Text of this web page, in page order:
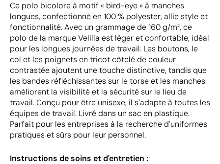
Ce polo bicolore à motif « bird-eye » à manches
longues, confectionné en 100 % polyester, allie style et
fonctionnalité. Avec un grammage de 160 g/m², ce
polo de la marque Velilla est léger et confortable, idéal
pour les longues journées de travail. Les boutons, le
col et les poignets en tricot côtelé de couleur
contrastée ajoutent une touche distinctive, tandis que
les bandes réfléchissantes sur le torse et les manches
améliorent la visibilité et la sécurité sur le lieu de
travail. Conçu pour être unisexe, il s'adapte à toutes les
équipes de travail. Livré dans un sac en plastique.
Parfait pour les entreprises à la recherche d'uniformes
pratiques et sûrs pour leur personnel.
Instructions de soins et d'entretien :